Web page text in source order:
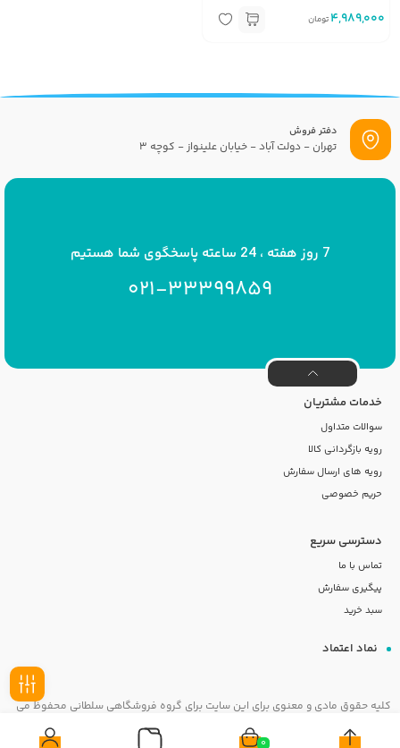
4,989,000 تومان
0
دفتر فروش
تهران - دولت آباد - خیابان علینواز - کوچه 3
7 روز هفته ، 24 ساعته پاسخگوی شما هستیم
021-33399859
خدمات مشتریان
سوالات متداول
رویه بازگردانی کالا
رویه های ارسال سفارش
حریم خصوصی
دسترسی سریع
تماس با ما
پیگیری سفارش
سبد خرید
نماد اعتماد
کلیه حقوق مادی و معنوی برای این سایت برای گروه فروشگاهی سلطانی محفوظ می